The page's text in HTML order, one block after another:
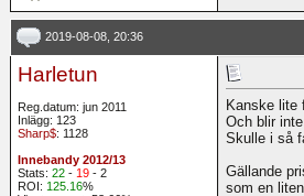
2019-08-08, 20:36
Harletun
Reg.datum: jun 2011
Inlägg: 123
Sharp$: 1128
Innebandy 2012/13
Stats: 22 - 19 - 2
ROI: 125.16%
Kanske lite
Och blir
Skulle i så
Gällande
som en